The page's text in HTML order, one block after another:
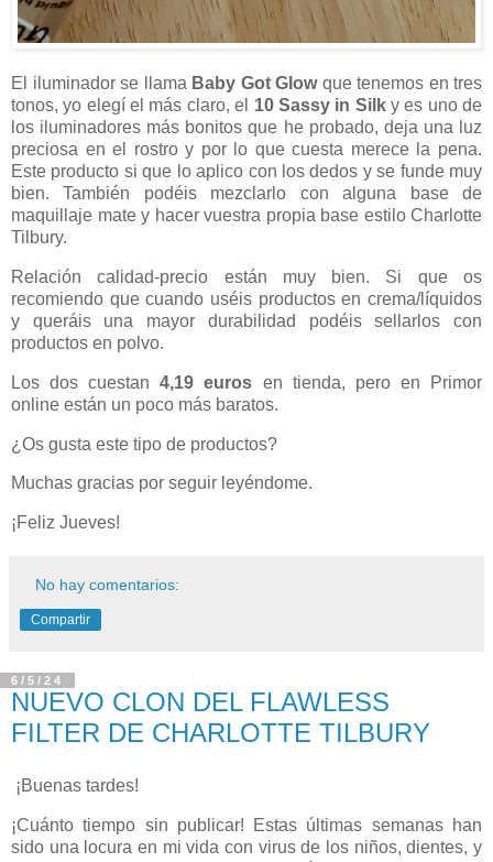
El iluminador se llama Baby Got Glowque tenemos en tres
tonos, yo elegí el más claro, el 10 Sassy in Silky es uno de
los iluminadores más bonitos que he probado, deja una luz
preciosa en el rostro y por lo que cuesta merece la pena.
Este producto si que lo aplico con los dedos y se funde muy
bien. También podéis mezclarlo con alguna base de
maquillaje mate y hacer vuestra propia base estilo Charlotte
Tilbury.
Relación calidad-precio están muy bien. Si que os
recomiendo que cuando uséis productos en crema/líquidos
y queráis una mayor durabilidad podéis sellarlos con
productos en polvo.
Los dos cuestan 4,19 euros en tienda, pero en Primor
online están un poco más baratos.
¿Os gusta este tipo de productos?
Muchas gracias por seguir leyéndome.
¡Feliz Jueves!
No hay comentarios:
Compartir
6/5/24
NUEVO CLON DEL FLAWLESS
FILTER DE CHARLOTTE TILBURY
¡Buenas tardes!
¡Cuánto tiempo sin publicar! Estas últimas semanas han
sido una locura en mi vida con virus de los niños, dientes, y